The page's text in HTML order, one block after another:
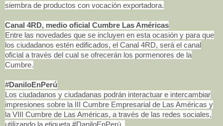
siembra de productos con vocación exportadora.
Canal 4RD, medio oficial Cumbre Las Américas
Entre las novedades que se incluyen en esta ocasión y para que
los ciudadanos estén edificados, el Canal 4RD, será el canal
oficial a través del cual se ofrecerán los pormenores de la
Cumbre.
#DaniloEnPerú
Los ciudadanos y ciudadanas podrán interactuar e intercambiar
impresiones sobre la III Cumbre Empresarial de Las Américas y
la VIII Cumbre de Las Américas, a través de las redes sociales,
utilizando la etiqueta #DaniloEnPerú.